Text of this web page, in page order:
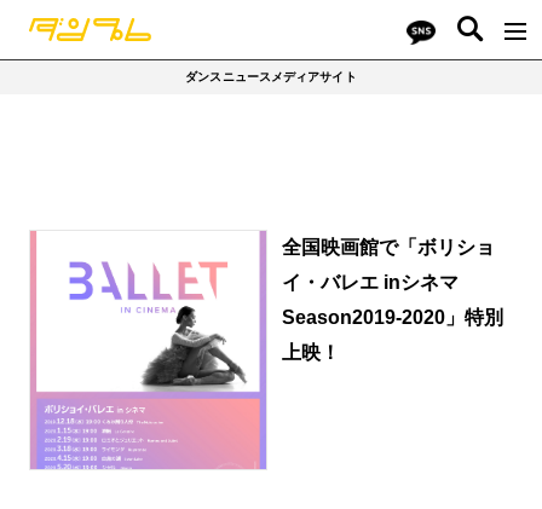
ダンスニュースメディアサイト
全国映画館で「ボリショ
イ・バレエ inシネマ
Season2019-2020」特別
上映！